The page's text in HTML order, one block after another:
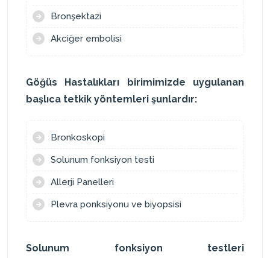
Bronşektazi
Akciğer embolisi
Göğüs Hastalıkları birimimizde uygulanan
başlıca tetkik yöntemleri şunlardır:
Bronkoskopi
Solunum fonksiyon testi
Allerji Panelleri
Plevra ponksiyonu ve biyopsisi
Solunum fonksiyon testleri